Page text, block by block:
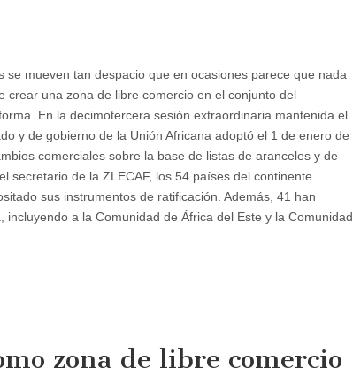
mueven tan despacio que en ocasiones parece que nada
una zona de libre comercio en el conjunto del
En la decimotercera sesión extraordinaria mantenida el
y de gobierno de la Unión Africana adoptó el 1 de enero de
comerciales sobre la base de listas de aranceles y de
secretario de la ZLECAF, los 54 países del continente
sus instrumentos de ratificación. Además, 41 han
a la Comunidad de África del Este y la Comunidad
zona de libre comercio